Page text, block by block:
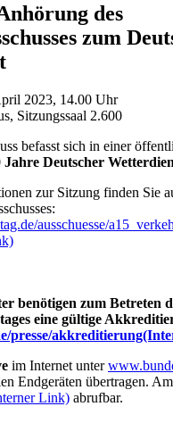
des
zum
2023, 14.00 Uhr
Sitzungssaal 2.600
befasst sich in einer
Jahre Deutscher
zur Sitzung finden Sie
ausschuesse/
benötigen zum Betreten
eine gültige
presse/akkreditierung
im Internet unter
Endgeräten übertragen.
Link) abrufbar.